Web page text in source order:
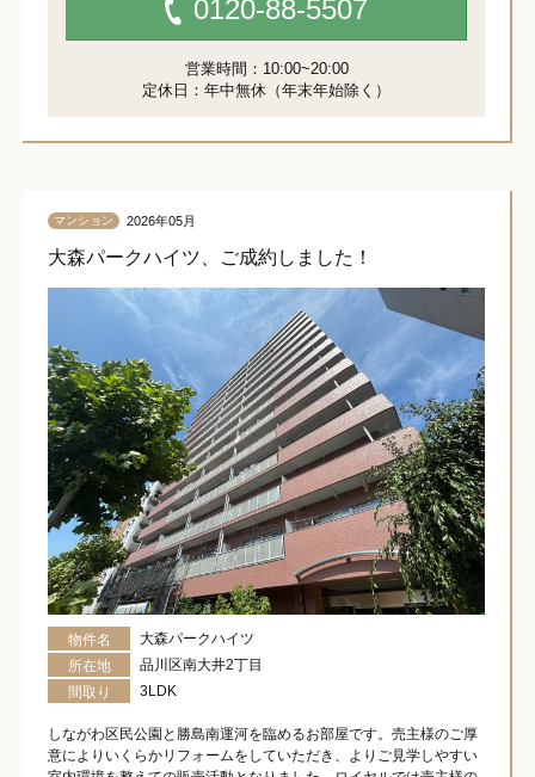
0120-88-5507
営業時間：10:00~20:00
定休日：年中無休（年末年始除く）
マンション 2026年05月
大森パークハイツ、ご成約しました！
物件名
大森パークハイツ
所在地
品川区南大井2丁目
間取り
3LDK
しながわ区民公園と勝島南運河を臨めるお部屋です。売主様のご厚
意によりいくらかリフォームをしていただき、よりご見学しやすい